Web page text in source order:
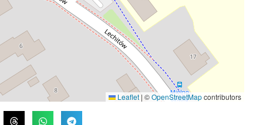
Leaflet | ©OpenStreetMapcontributors